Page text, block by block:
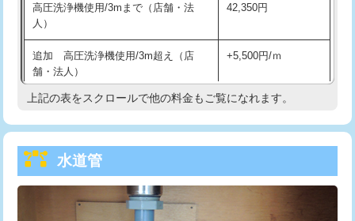
給水管工事※（土の掘削・埋め戻し作
業)
11,000円
給水管工事※（塩ビ管（VP・HI）使
用/3ｍまで)
33,000円
給水管工事※（塩ビ管（VP・HI）使
+8,800円
給水管工事※（ライニング鋼管・銅
管・ポリ管・HT管使用/3ｍまで)
給水管工事※（ライニング鋼管・銅
管・ポリ管・HT管使用/3ｍ超え)
高圧洗浄機使用/3mまで（店舗・法
人）
42,350円
追加 高圧洗浄機使用/3m超え（店
舗・法人）
+5,500円/ｍ
高度高圧洗浄換 現地調査
トーラー機使用/3mまで
追加トーラー機使用/3m超え
上記の表をスクロールで他の料金もご覧になれます。
水道管